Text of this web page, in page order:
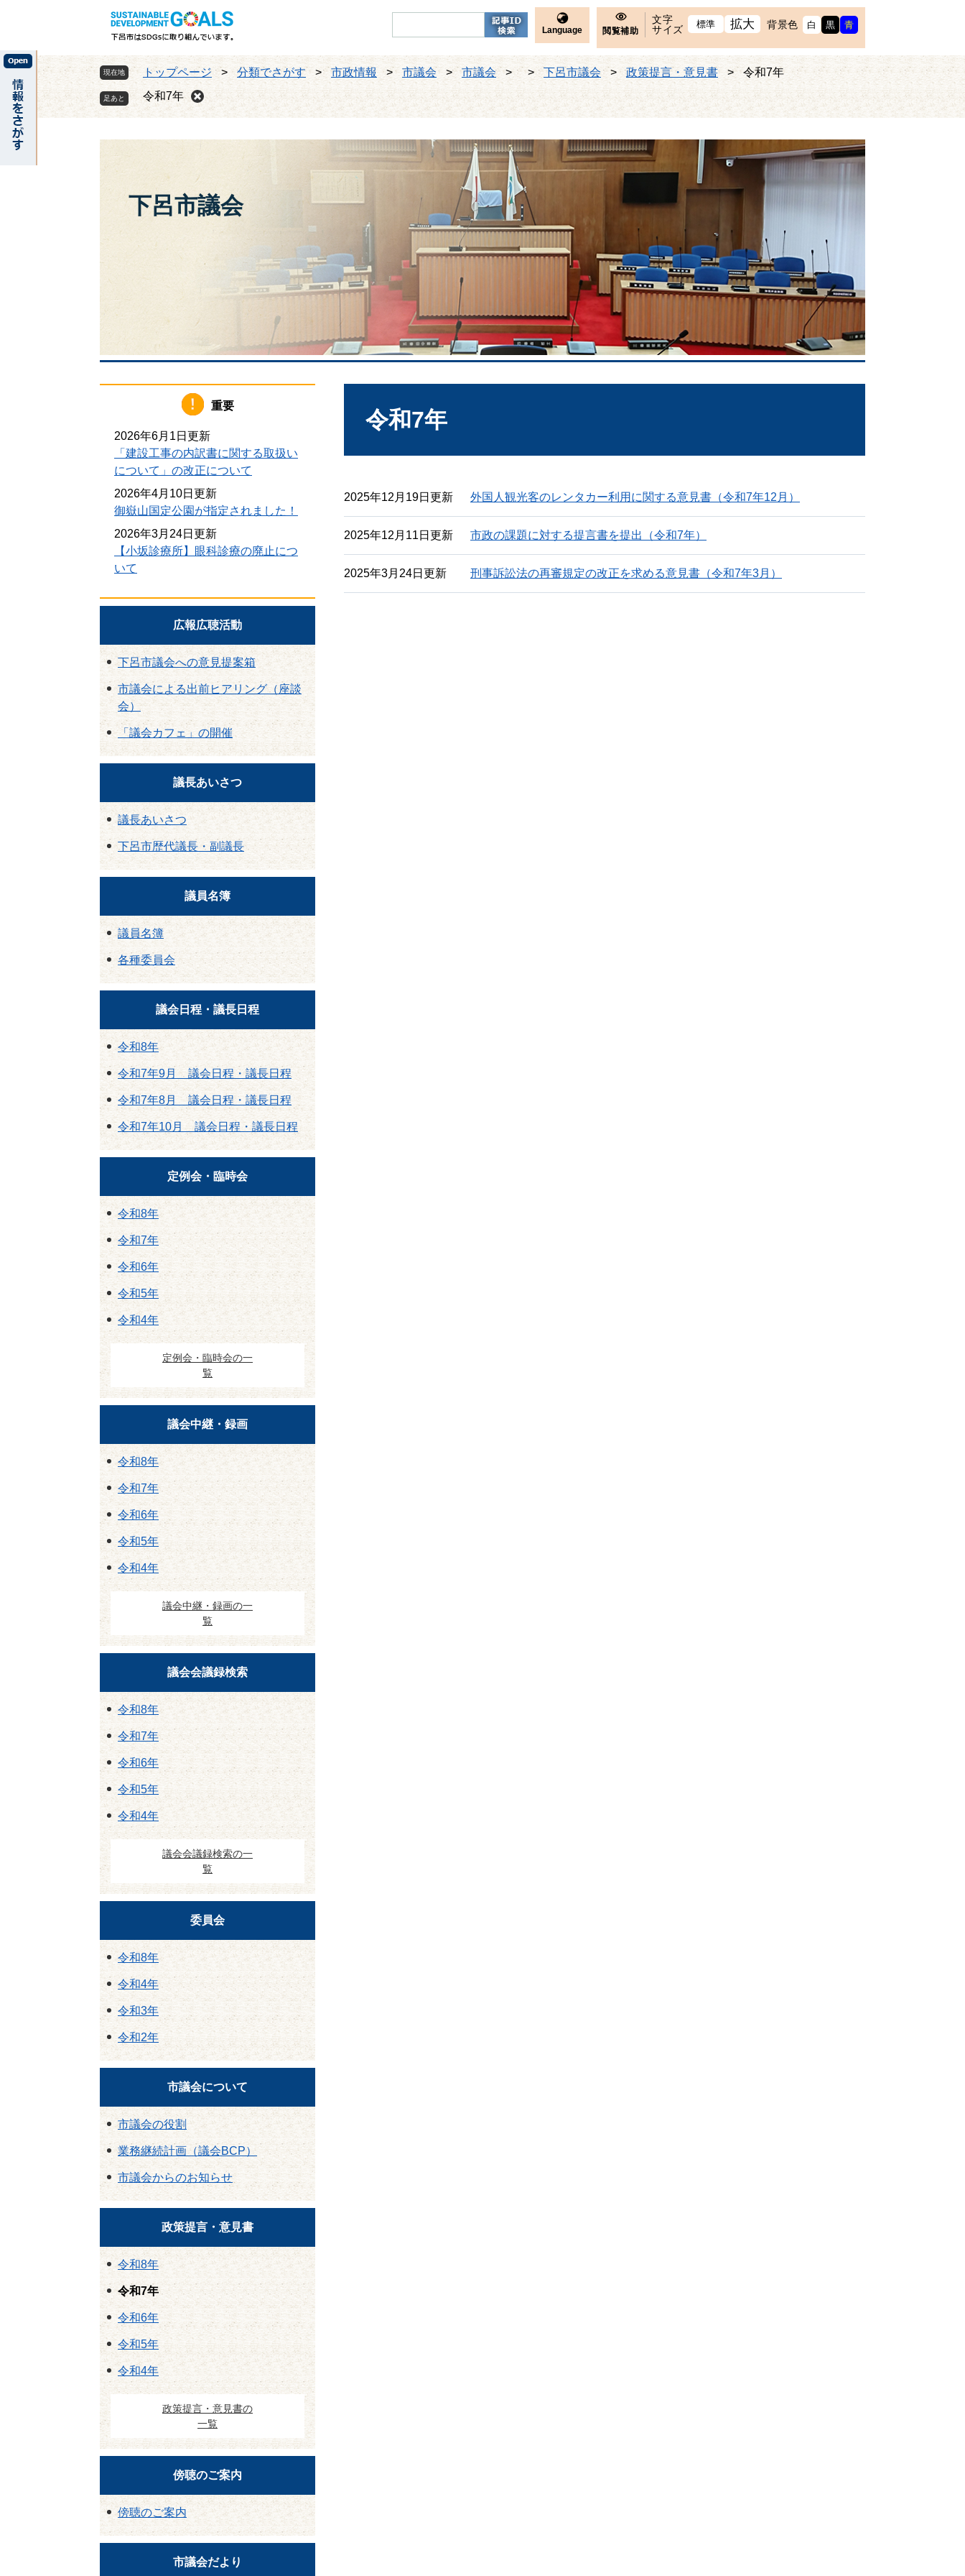
の
ー
Language 閲覧補助
文字
サイズ
標準 拡大 背景色 白 黒 青
現在地 トップページ > 分類でさがす > 市政情報 > 市議会 > 市議会 > > 下呂市議会 > 政策提言・意見書 > 令和7年
令和7年
下呂市議会
文
令和7年
2025年12月19日更新 外国人観光客のレンタカー利用に関する意見書（令和7年12月）
2025年12月11日更新 市政の課題に対する提言書を提出（令和7年）
2025年3月24日更新 刑事訴訟法の再審規定の改正を求める意見書（令和7年3月）
重要
2026年6月1日更新
「建設工事の内訳書に関する取扱い
について」の改正について
2026年4月10日更新
御嶽山国定公園が指定されました！
2026年3月24日更新
【小坂診療所】眼科診療の廃止につ
いて
広報広聴活動
下呂市議会への意見提案箱
市議会による出前ヒアリング（座談
会）
「議会カフェ」の開催
議長あいさつ
議長あいさつ
下呂市歴代議長・副議長
議員名簿
議員名簿
各種委員会
議会日程・議長日程
令和8年
令和7年9月 議会日程・議長日程
令和7年8月 議会日程・議長日程
令和7年10月 議会日程・議長日程
定例会・臨時会
令和8年
令和7年
令和6年
令和5年
令和4年
定例会・臨時会の一
覧
議会中継・録画
令和8年
令和7年
令和6年
令和5年
令和4年
議会中継・録画の一
覧
議会会議録検索
令和8年
令和7年
令和6年
令和5年
令和4年
議会会議録検索の一
覧
委員会
令和8年
令和4年
令和3年
令和2年
市議会について
市議会の役割
業務継続計画（議会BCP）
市議会からのお知らせ
政策提言・意見書
令和8年
令和7年
令和6年
令和5年
令和4年
政策提言・意見書の
一覧
傍聴のご案内
傍聴のご案内
市議会だより